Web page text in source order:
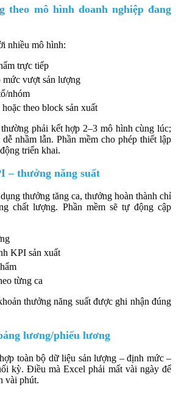
theo mô hình doanh nghiệp đang
nhiều mô hình:
trực tiếp
vượt sản lượng
nhóm
theo block sản xuất
phải kết hợp 2–3 mô hình cùng lúc;
nhầm lẫn. Phần mềm cho phép thiết lập
triển khai.
– thưởng năng suất
thưởng tăng ca, thưởng hoàn thành chỉ
chất lượng. Phần mềm sẽ tự động cập
KPI sản xuất
từng ca
thưởng năng suất được ghi nhận đúng
lương/phiếu lương
toàn bộ dữ liệu sản lượng – định mức –
kỳ. Điều mà Excel phải mất vài ngày để
vài phút.